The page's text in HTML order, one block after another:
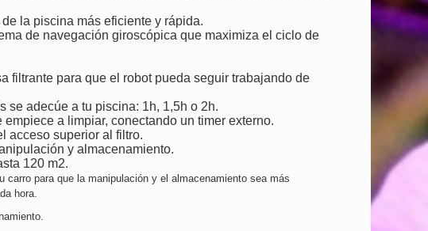
la piscina más eficiente y rápida.
de navegación giroscópica que maximiza el ciclo de
filtrante para que el robot pueda seguir trabajando de
se adecúe a tu piscina: 1h, 1,5h o 2h.
a limpiar, conectando un timer externo.
acceso superior al filtro.
y almacenamiento.
120 m2.
para que la manipulación y el almacenamiento sea más
hora.